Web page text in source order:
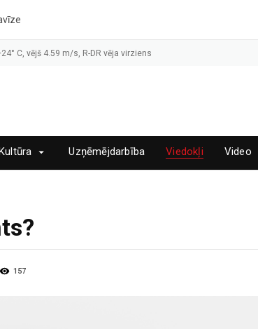
C, vējš 4.59 m/s, R-DR vēja virziens
Uzņēmējdarbība Viedokļi Video
157